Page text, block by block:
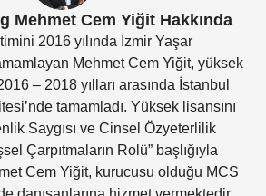
Mehmet Cem Yiğit Hakkında
2016 yılında İzmir Yaşar
Mehmet Cem Yiğit, yüksek
– 2018 yılları arasında İstanbul
tamamladı. Yüksek lisansını
Saygısı ve Cinsel Özyeterlilik
Çarpıtmaların Rolü” başlığıyla
Cem Yiğit, kurucusu olduğu MCS